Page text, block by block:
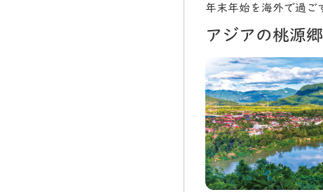
年末年始を海外で過
アジアの桃源